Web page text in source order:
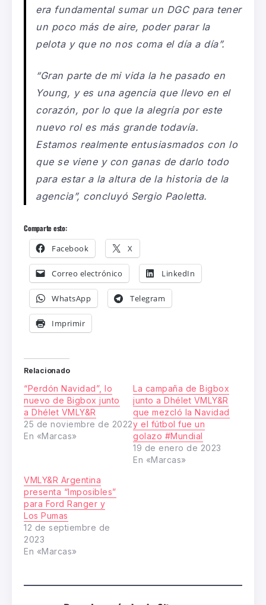
era fundamental sumar un DGC para tener
un poco más de aire, poder parar la
pelota y que no nos coma el día a día”.
“Gran parte de mi vida la he pasado en
Young, y es una agencia que llevo en el
corazón, por lo que la alegría por este
nuevo rol es más grande todavía.
Estamos realmente entusiasmados con lo
que se viene y con ganas de darlo todo
para estar a la altura de la historia de la
agencia”, concluyó Sergio Paoletta.
Comparte esto:
Facebook X
Correo electrónico LinkedIn
WhatsApp Telegram
Imprimir
Relacionado
“Perdón Navidad”, lo
nuevo de Bigbox junto
a Dhélet VMLY&R
25 de noviembre de 2022
En «Marcas»
La campaña de Bigbox
junto a Dhélet VMLY&R
que mezcló la Navidad
y el fútbol fue un
golazo #Mundial
19 de enero de 2023
En «Marcas»
VMLY&R Argentina
presenta “Imposibles”
para Ford Ranger y
Los Pumas
12 de septiembre de
2023
En «Marcas»